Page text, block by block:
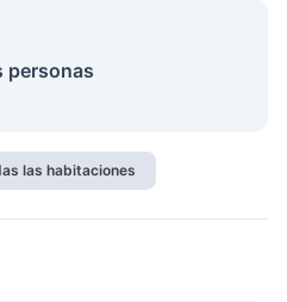
personas
las habitaciones